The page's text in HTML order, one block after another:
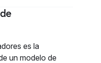
es la
un modelo de